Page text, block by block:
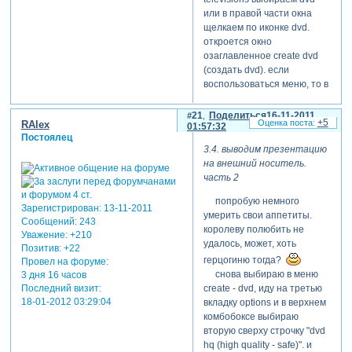
не увиди мработу так хоть
очень детально изучим то,
как вы ее творили)))
уверена что это многим
поможет в освоении
программы!
или в правой части окна
щелкаем по иконке dvd.
откроется окно
озаглавленное create dvd
(создать dvd). если
воспользоваться меню, то в
окно create output.
мдя.... 7 вкладок. ладно, и
объезжали. [взломанный
сайт] зато внизу окна такая
линеечка с делениями и на
ней от 0 до отметочки около
625 (для моего случая)
пространство залито
зеленым. это psp нам
примерно оценил место,
которое презентация на
диске займет.
наша презентация будет
на dvd единственной и
должна запускаться, как
только мы вставим диск в
Поделиться
21
16-11-2011
01:57:32
RAlex
Постоялец
Зарегистрирован: 13-11-2011
Сообщений:243
Уважение: +210
Позитив: +22
Провел на форуме:
3 дня 16 часов
Последний визит:
18-01-2012 03:29:04
3.4. выводим презентацию
на внешний носитель.
часть 2
попробую немного
умерить свои аппетиты.
королеву полюбить не
удалось, может, хоть
герцогиню тогда?
снова выбираю в меню
create - dvd, иду на третью
вкладку options и в верхнем
комбобоксе выбираю
вторую сверху строчку "dvd
hq (high quality - safe)". и
+5